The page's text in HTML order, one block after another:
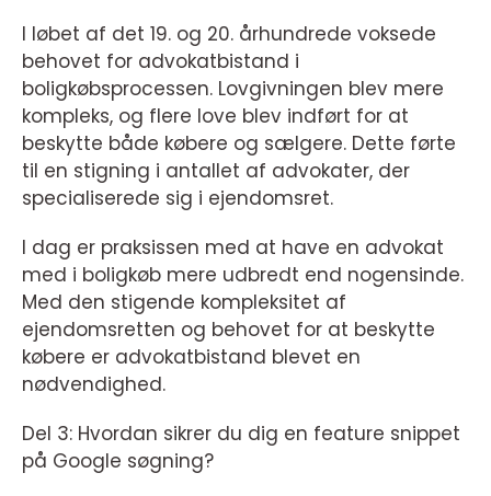
I løbet af det 19. og 20. århundrede voksede
behovet for advokatbistand i
boligkøbsprocessen. Lovgivningen blev mere
kompleks, og flere love blev indført for at
beskytte både købere og sælgere. Dette førte
til en stigning i antallet af advokater, der
specialiserede sig i ejendomsret.
I dag er praksissen med at have en advokat
med i boligkøb mere udbredt end nogensinde.
Med den stigende kompleksitet af
ejendomsretten og behovet for at beskytte
købere er advokatbistand blevet en
nødvendighed.
Del 3: Hvordan sikrer du dig en feature snippet
på Google søgning?